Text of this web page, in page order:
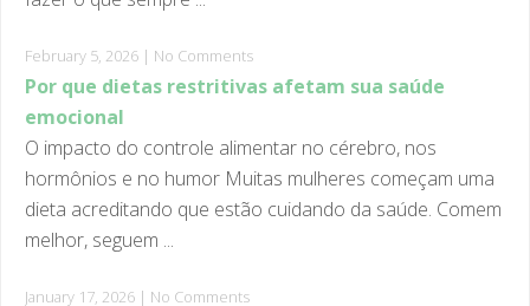
Por que dietas restritivas afetam sua saúde
emocional
O impacto do controle alimentar no cérebro, nos
hormônios e no humor Muitas mulheres começam uma
dieta acreditando que estão cuidando da saúde. Comem
melhor, seguem ...
Mingau de Maçã e Canela Assado